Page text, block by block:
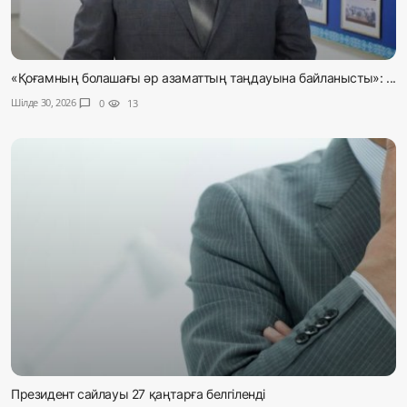
«Қоғамның болашағы әр азаматтың таңдауына байланысты»: ...
Шілде 30, 2026 chat_bubble 0 visibility 13
Президент сайлауы 27 қаңтарға белгіленді